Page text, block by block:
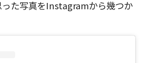
た写真をInstagramから幾つか